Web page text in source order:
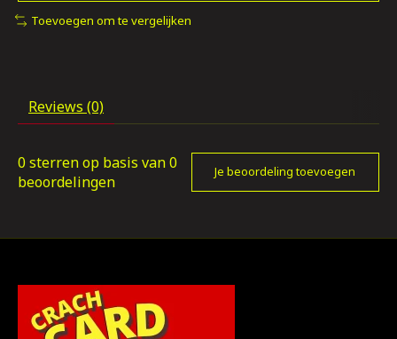
Toevoegen om te vergelijken
Reviews (0)
0 sterren op basis van0
beoordelingen
Je beoordeling toevoegen